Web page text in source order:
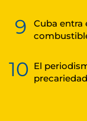
9
Cuba entra
10 El